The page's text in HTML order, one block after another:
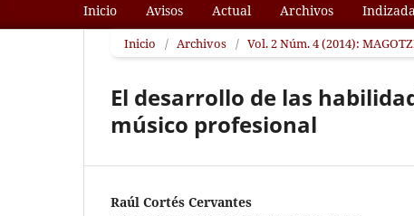
Inicio Avisos Actual Archivos
Inicio / Archivos / Vol. 2 Núm. 4 (2014):
El desarrollo de las
músico profesional
Raúl Cortés Cervantes